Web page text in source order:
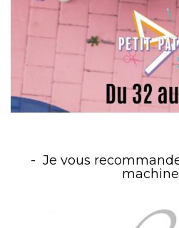
Je vous
machine